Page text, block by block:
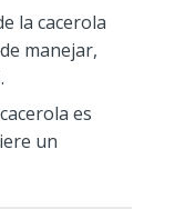
la cacerola
manejar,
es
un